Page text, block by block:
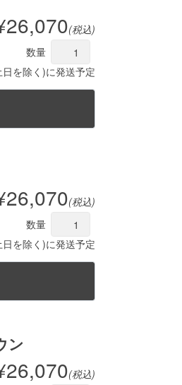
(税込)
数量
を除く)に発送予定
(税込)
数量
を除く)に発送予定
ン
(税込)